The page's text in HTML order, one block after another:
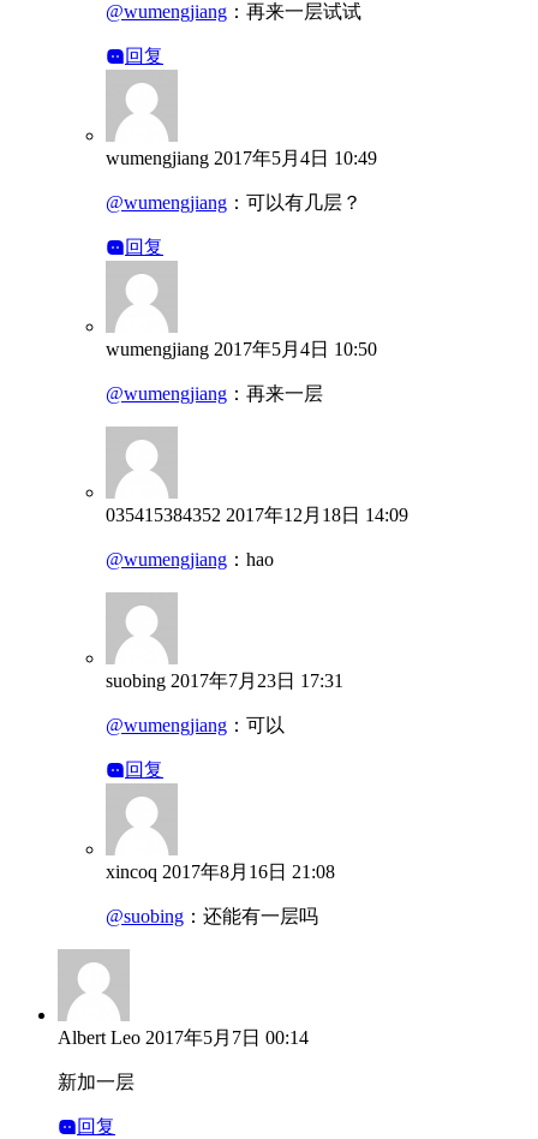
@wumengjiang ： 再来一层试试
回复
wumengjiang 2017年5月4日 10:49
@wumengjiang ： 可以有几层？
回复
wumengjiang 2017年5月4日 10:50
@wumengjiang ： 再来一层
035415384352 2017年12月18日 14:09
@wumengjiang ： hao
suobing 2017年7月23日 17:31
@wumengjiang ： 可以
回复
xincoq 2017年8月16日 21:08
@suobing ： 还能有一层吗
Albert Leo 2017年5月7日 00:14
新加一层
回复